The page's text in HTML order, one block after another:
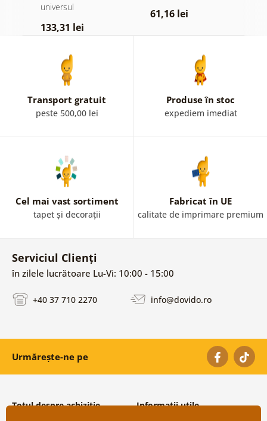
universul
133,31 lei
61,16 lei
Transport gratuit
peste 500,00 lei
Produse în stoc
expediem imediat
Cel mai vast sortiment
tapet și decorații
Fabricat în UE
calitate de imprimare premium
Serviciul Clienți
în zilele lucrătoare Lu-Vi: 10:00 - 15:00
+40 37 710 2270 info@dovido.ro
Urmărește-ne pe
Totul despre achiziție Informații utile